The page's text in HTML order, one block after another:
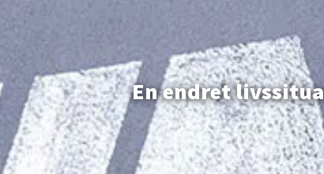
En endret